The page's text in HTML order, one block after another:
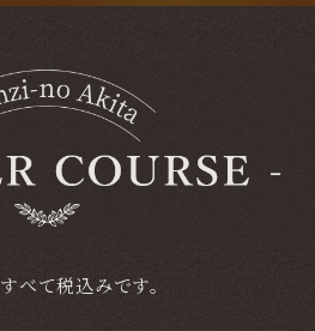
べて税込みです。